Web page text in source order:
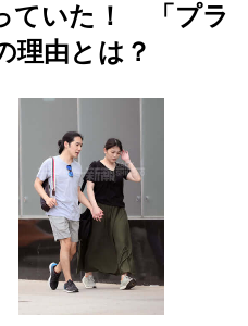
ていた！ 「プラ
由とは？